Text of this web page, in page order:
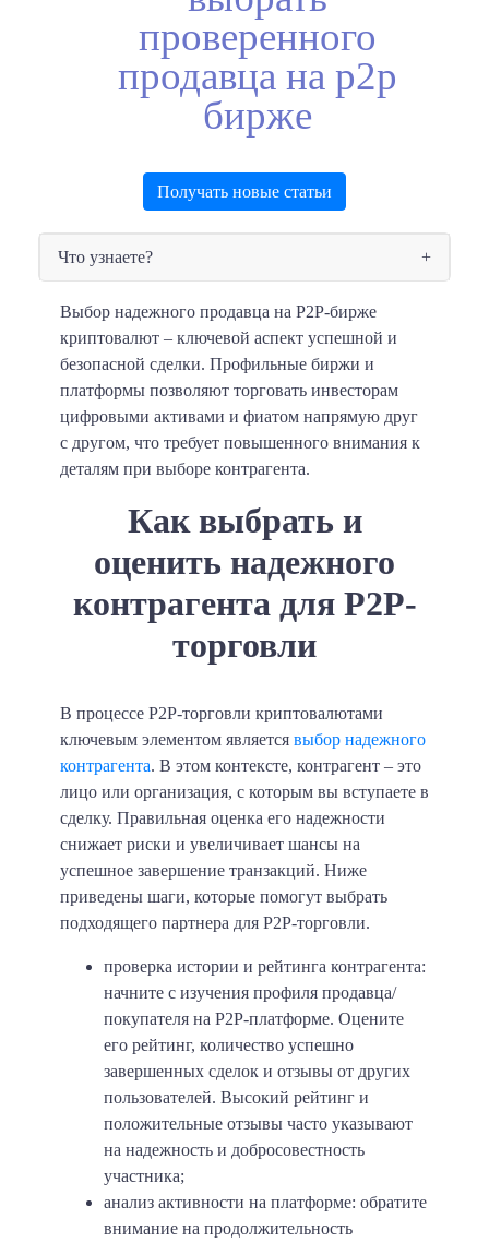
проверенного
продавца на p2p
бирже
Получать новые статьи
Что узнаете?
Выбор надежного продавца на P2P-бирже
криптовалют – ключевой аспект успешной и
безопасной сделки. Профильные биржи и
платформы позволяют торговать инвесторам
цифровыми активами и фиатом напрямую друг
с другом, что требует повышенного внимания к
деталям при выборе контрагента.
Как выбрать и
оценить надежного
контрагента для P2P-
торговли
В процессе P2P-торговли криптовалютами
ключевым элементом является выбор надежного
контрагента. В этом контексте, контрагент – это
лицо или организация, с которым вы вступаете в
сделку. Правильная оценка его надежности
снижает риски и увеличивает шансы на
успешное завершение транзакций. Ниже
приведены шаги, которые помогут выбрать
подходящего партнера для P2P-торговли.
проверка истории и рейтинга контрагента:
начните с изучения профиля продавца/
покупателя на P2P-платформе. Оцените
его рейтинг, количество успешно
завершенных сделок и отзывы от других
пользователей. Высокий рейтинг и
положительные отзывы часто указывают
на надежность и добросовестность
участника;
анализ активности на платформе: обратите
внимание на продолжительность